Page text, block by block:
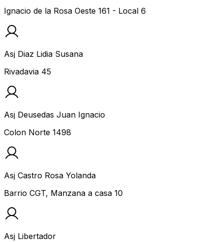
Ignacio de la Rosa Oeste 161 - Local 6
Asj Diaz Lidia Susana
Rivadavia 45
Asj Deusedas Juan Ignacio
Colon Norte 1498
Asj Castro Rosa Yolanda
Barrio CGT, Manzana a casa 10
Asj Libertador